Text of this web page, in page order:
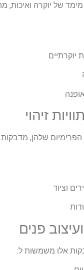
של יוקרה ואיכות,
יוקרתיים
הפרימיום שלהן,
וציוד
אלו משמשות ל: